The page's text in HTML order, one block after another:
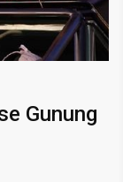
Gunung